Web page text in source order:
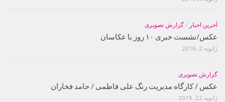
آخرین اخبار / گزارش تصویری
عکس/نشست خبری ۱۰ روز با عکاسان
ژانویه 2, 2016
گزارش تصویری
عکس / کارگاه مدیریت رنگ علی فاطمی / حامد فخاران
ژانویه 22, 2015